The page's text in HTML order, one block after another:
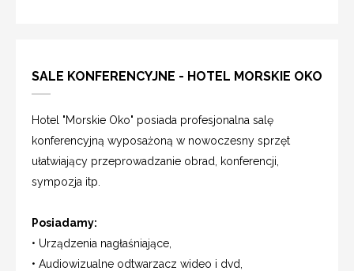
SALE KONFERENCYJNE - HOTEL MORSKIE OKO
Hotel "Morskie Oko" posiada profesjonalna salę
konferencyjną wyposażoną w nowoczesny sprzęt
ułatwiający przeprowadzanie obrad, konferencji,
sympozja itp.
Posiadamy:
• Urządzenia nagłaśniające,
• Audiowizualne odtwarzacz wideo i dvd,